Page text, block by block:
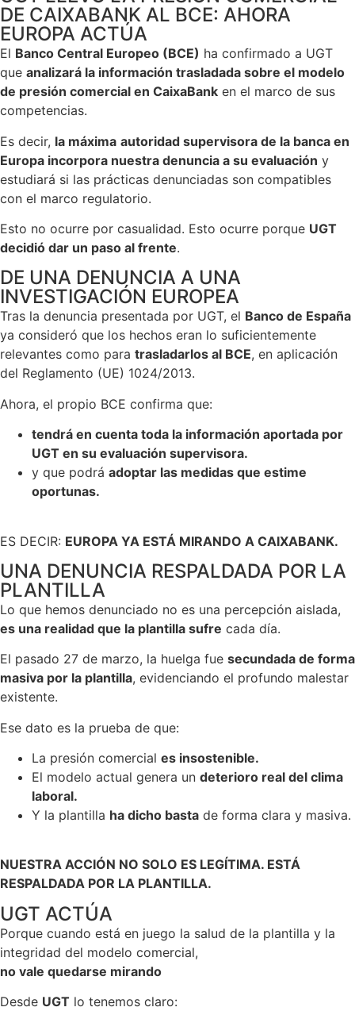
DE CAIXABANK AL BCE: AHORA
EUROPA ACTÚA
El Banco Central Europeo (BCE) ha confirmado a UGT
que analizará la información trasladada sobre el modelo
de presión comercial en CaixaBank en el marco de sus
competencias.
Es decir, la máxima autoridad supervisora de la banca en
Europa incorpora nuestra denuncia a su evaluación y
estudiará si las prácticas denunciadas son compatibles
con el marco regulatorio.
Esto no ocurre por casualidad. Esto ocurre porque UGT
decidió dar un paso al frente.
DE UNA DENUNCIA A UNA
INVESTIGACIÓN EUROPEA
Tras la denuncia presentada por UGT, el Banco de España
ya consideró que los hechos eran lo suficientemente
relevantes como para trasladarlos al BCE, en aplicación
del Reglamento (UE) 1024/2013.
Ahora, el propio BCE confirma que:
tendrá en cuenta toda la información aportada por
UGT en su evaluación supervisora.
y que podrá adoptar las medidas que estime
oportunas.
ES DECIR: EUROPA YA ESTÁ MIRANDO A CAIXABANK.
UNA DENUNCIA RESPALDADA POR LA
PLANTILLA
Lo que hemos denunciado no es una percepción aislada,
es una realidad que la plantilla sufre cada día.
El pasado 27 de marzo, la huelga fue secundada de forma
masiva por la plantilla, evidenciando el profundo malestar
existente.
Ese dato es la prueba de que:
La presión comercial es insostenible.
El modelo actual genera un deterioro real del clima
laboral.
Y la plantilla ha dicho basta de forma clara y masiva.
NUESTRA ACCIÓN NO SOLO ES LEGÍTIMA. ESTÁ
RESPALDADA POR LA PLANTILLA.
UGT ACTÚA
Porque cuando está en juego la salud de la plantilla y la
integridad del modelo comercial,
no vale quedarse mirando
Desde UGT lo tenemos claro: